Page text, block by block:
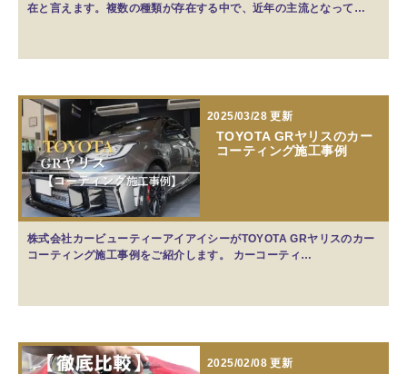
在と言えます。複数の種類が存在する中で、近年の主流となって…
2025/03/28 更新
TOYOTA GRヤリスのカー
コーティング施工事例
株式会社カービューティーアイアイシーがTOYOTA GRヤリスのカー
コーティング施工事例をご紹介します。 カーコーティ…
2025/02/08 更新